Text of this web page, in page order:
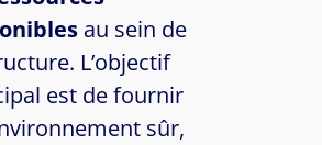
au sein de
L’objectif
est de fournir
sûr,